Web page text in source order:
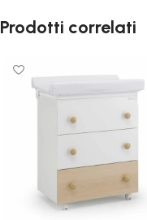
Prodotti correlati